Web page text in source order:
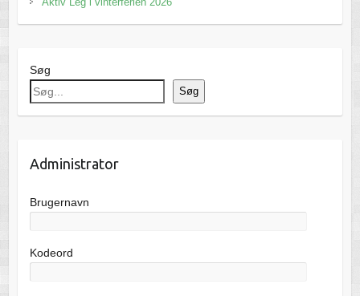
Søg
Søg
Administrator
Brugernavn
Kodeord